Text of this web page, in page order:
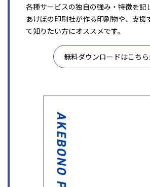
各種サービスの独自の強み・特徴を記
あけぼの印刷社が作る印刷物や、支援
て知りたい方にオススメです。
無料ダウンロードはこち